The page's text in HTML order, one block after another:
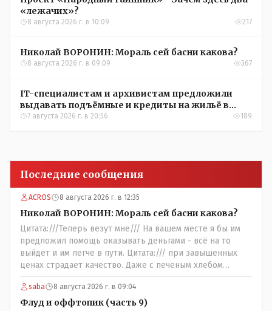
«лежачих»?
8 августа 2026 г. в 10:09 217
Николай ВОРОНИН: Мораль сей басни какова?
8 августа 2026 г. в 09:09 367
IT-специалистам и архивистам предложили
выдавать подъёмные и кредиты на жильё в
сёлах Казахстана
7 августа 2026 г. в 20:56 189
Последние сообщения
ACROS 8 августа 2026 г. в 12:35
Николай ВОРОНИН: Мораль сей басни какова?
Цитата:///Теперь везут мне/// На вашем месте я бы им
предложил помощь оказывать деньгами - всё на то
выйдет и им легче в пути. Цитата:/// при завышенных
ценах страдает качество. Даже с печеным хлебом
проблема. // На вкус и цвет........., по мне : - наша молочка
значительно вкуснее чем руссская и белоруская, а хлеб
покупайте формовой, бюджетный- он значительно
saba 8 августа 2026 г. в 09:04
Флуд и оффтопик (часть 9)